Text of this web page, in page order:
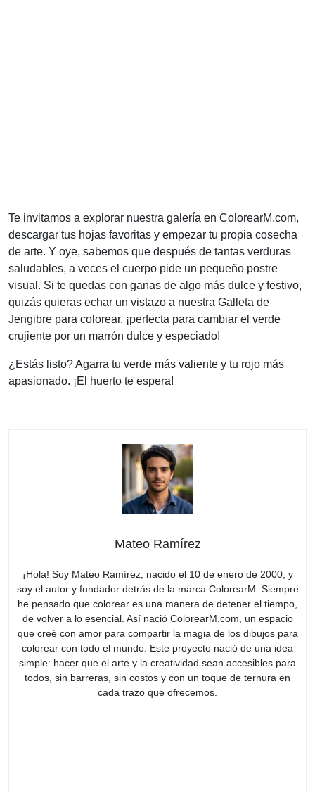
Te invitamos a explorar nuestra galería en ColorearM.com,
descargar tus hojas favoritas y empezar tu propia cosecha
de arte. Y oye, sabemos que después de tantas verduras
saludables, a veces el cuerpo pide un pequeño postre
visual. Si te quedas con ganas de algo más dulce y festivo,
quizás quieras echar un vistazo a nuestra Galleta de
Jengibre para colorear, ¡perfecta para cambiar el verde
crujiente por un marrón dulce y especiado!
¿Estás listo? Agarra tu verde más valiente y tu rojo más
apasionado. ¡El huerto te espera!
Mateo Ramírez
¡Hola! Soy Mateo Ramírez, nacido el 10 de enero de 2000, y
soy el autor y fundador detrás de la marca ColorearM. Siempre
he pensado que colorear es una manera de detener el tiempo,
de volver a lo esencial. Así nació ColorearM.com, un espacio
que creé con amor para compartir la magia de los dibujos para
colorear con todo el mundo. Este proyecto nació de una idea
simple: hacer que el arte y la creatividad sean accesibles para
todos, sin barreras, sin costos y con un toque de ternura en
cada trazo que ofrecemos.